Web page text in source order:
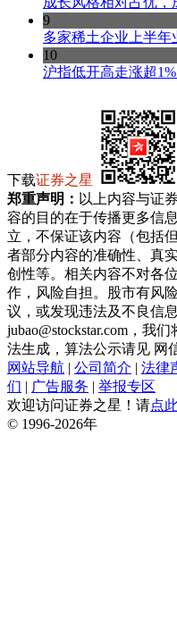
9
多家稀土企业上半年
10
沪指低开高走涨超
下载证券之星
郑重声明： 以上内容与证
容的目的在于传播更多信
立，不保证该内容（包括
者部分内容的准确性、真
创性等。相关内容不对各
作，风险自担。股市有风
议，或发现违法及不良信
jubao@stockstar.com，我
法生成，算法公示请见 网
网站导航 | 公司简介 | 法律
们 | 广告服务 | 举报专区
欢迎访问证券之星！请点
© 1996-2026年